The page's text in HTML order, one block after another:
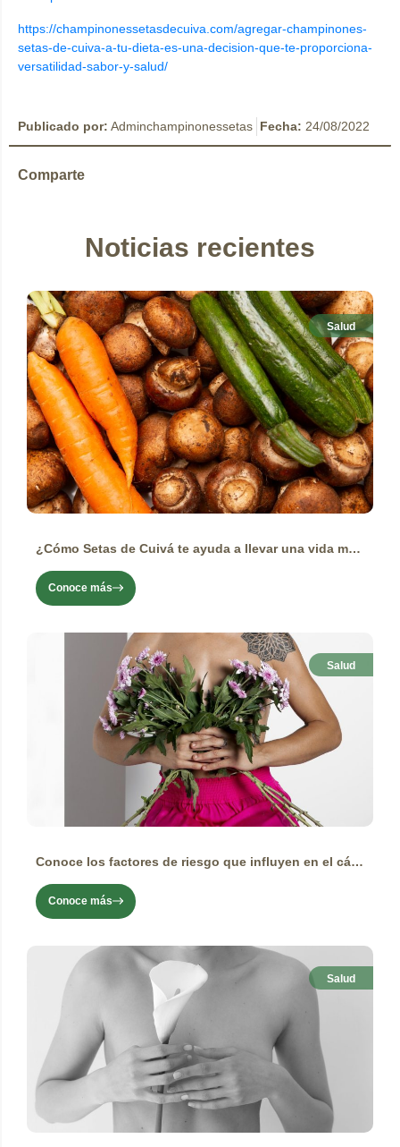
https://champinonessetasdecuiva.com/agregar-champinones-
setas-de-cuiva-a-tu-dieta-es-una-decision-que-te-proporciona-
versatilidad-sabor-y-salud/
Publicado por: Adminchampinonessetas Fecha: 24/08/2022
Comparte
Noticias recientes
Salud
¿Cómo Setas de Cuivá te ayuda a llevar una vida más equilibrada?
Conoce más
Salud
Conoce los factores de riesgo que influyen en el cáncer de mama y cómo manejarlos
Conoce más
Salud